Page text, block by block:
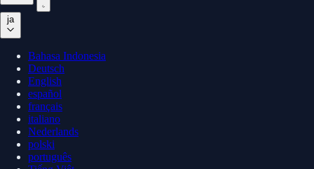
ja
Bahasa Indonesia
Deutsch
English
español
français
italiano
Nederlands
polski
português